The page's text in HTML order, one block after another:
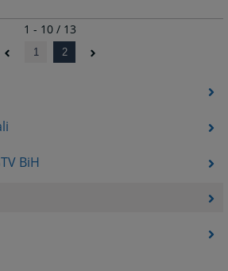
BiH
1 - 10 / 13
1 2